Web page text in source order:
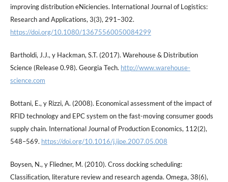
improving distribution eNiciencies. International Journal of Logistics:
Research and Applications, 3(3), 291–302.
https://doi.org/10.1080/13675560050084299
Bartholdi, J.J., y Hackman, S.T. (2017). Warehouse & Distribution
Science (Release 0.98). Georgia Tech. http://www.warehouse-
science.com
Bottani, E., y Rizzi, A. (2008). Economical assessment of the impact of
RFID technology and EPC system on the fast-moving consumer goods
supply chain. International Journal of Production Economics, 112(2),
548–569. https://doi.org/10.1016/j.ijpe.2007.05.008
Boysen, N., y Fliedner, M. (2010). Cross docking scheduling:
Classiﬁcation, literature review and research agenda. Omega, 38(6),